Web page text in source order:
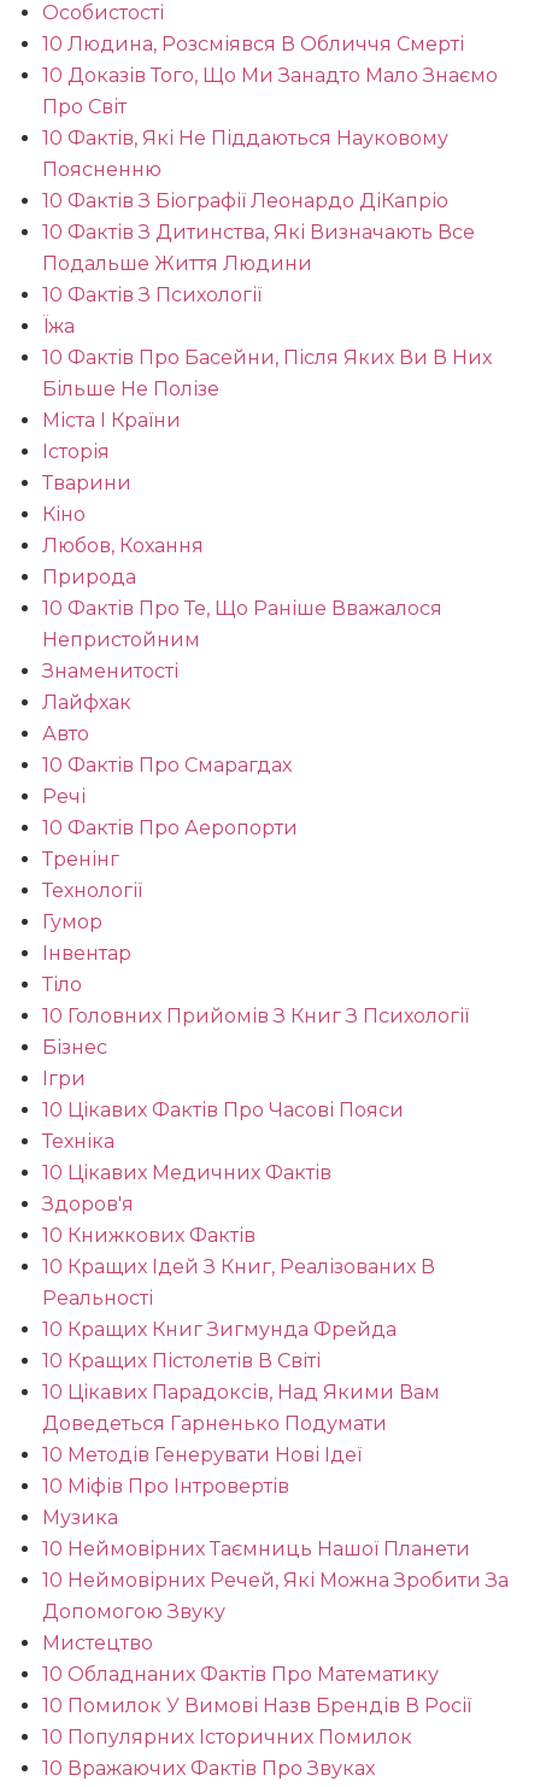
Особистості
10 Людина, Розсміявся В Обличчя Смерті
10 Доказів Того, Що Ми Занадто Мало Знаємо
Про Світ
10 Фактів, Які Не Піддаються Науковому
Поясненню
10 Фактів З Біографії Леонардо ДіКапріо
10 Фактів З Дитинства, Які Визначають Все
Подальше Життя Людини
10 Фактів З Психології
Їжа
10 Фактів Про Басейни, Після Яких Ви В Них
Більше Не Полізе
Міста І Країни
Історія
Тварини
Кіно
Любов, Кохання
Природа
10 Фактів Про Те, Що Раніше Вважалося
Непристойним
Знаменитості
Лайфхак
Авто
10 Фактів Про Смарагдах
Речі
10 Фактів Про Аеропорти
Тренінг
Технології
Гумор
Інвентар
Тіло
10 Головних Прийомів З Книг З Психології
Бізнес
Ігри
10 Цікавих Фактів Про Часові Пояси
Техніка
10 Цікавих Медичних Фактів
Здоров'я
10 Книжкових Фактів
10 Кращих Ідей З Книг, Реалізованих В
Реальності
10 Кращих Книг Зигмунда Фрейда
10 Кращих Пістолетів В Світі
10 Цікавих Парадоксів, Над Якими Вам
Доведеться Гарненько Подумати
10 Методів Генерувати Нові Ідеї
10 Міфів Про Інтровертів
Музика
10 Неймовірних Таємниць Нашої Планети
10 Неймовірних Речей, Які Можна Зробити За
Допомогою Звуку
Мистецтво
10 Обладнаних Фактів Про Математику
10 Помилок У Вимові Назв Брендів В Росії
10 Популярних Історичних Помилок
10 Вражаючих Фактів Про Звуках